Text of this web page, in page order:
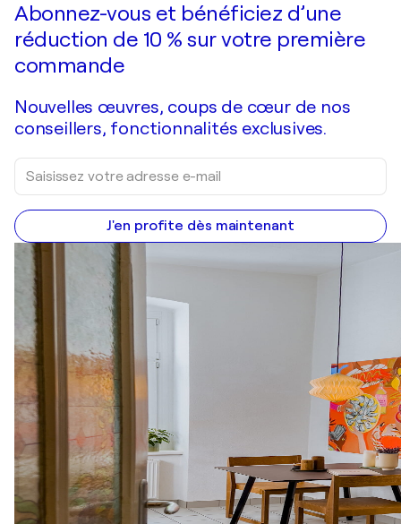
Je passe commande
Abonnez-vous et bénéficiez d’une
réduction de 10 % sur votre première
commande
Nouvelles œuvres, coups de cœur de nos
conseillers, fonctionnalités exclusives.
J'en profite dès maintenant